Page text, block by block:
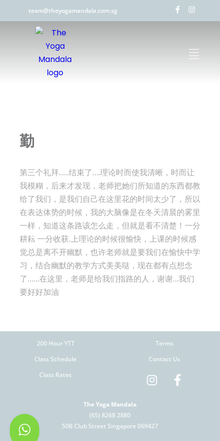
team@theyogamandala.com.sg
勤
第三个礼拜…..结束了….理论时而使我清晰，时而让
我模糊，后来才发现，老师把她们所知道的东西都教
给了我们，是我们自己在这里花的时间太少了，所以
在表达体势的时候，我的大脑像是在冬天清晨的雾里
一样，知道这条路该怎么走，但就是看不清楚！一分
耕耘 一分收获.上理论的时候很愉快，上课的时候感
觉总是离不开幽默，也许老师就是要我们在愉快中学
习，结合幽默的教学方式美美哒，现在都有点想念
了……在这里，老师是给我们指路的人，谢谢…我们
要好好加油
200 Hour YTT
Class Schedule
Class Rates
Terms
Contact Us
The Yoga Mandala
(65) 8268 2880
50B Club Street Singapore 069427